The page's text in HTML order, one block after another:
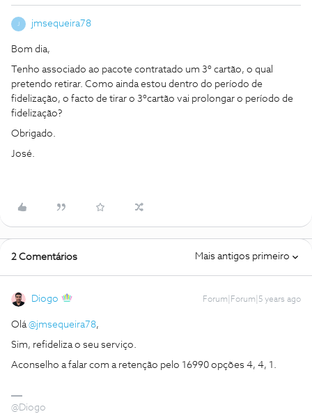
jmsequeira78
Bom dia,
Tenho associado ao pacote contratado um 3º cartão, o qual
pretendo retirar. Como ainda estou dentro do período de
fidelização, o facto de tirar o 3ºcartão vai prolongar o período de
fidelização?
Obrigado.
José.
2 Comentários Mais antigos primeiro
Diogo Forum|Forum|5 years ago
Olá@jmsequeira78,
Sim, refideliza o seu serviço.
Aconselho a falar com a retenção pelo 16990 opções 4, 4, 1.
@Diogo